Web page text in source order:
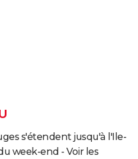
s'étendent jusqu'à l'Ile-
week-end - Voir les